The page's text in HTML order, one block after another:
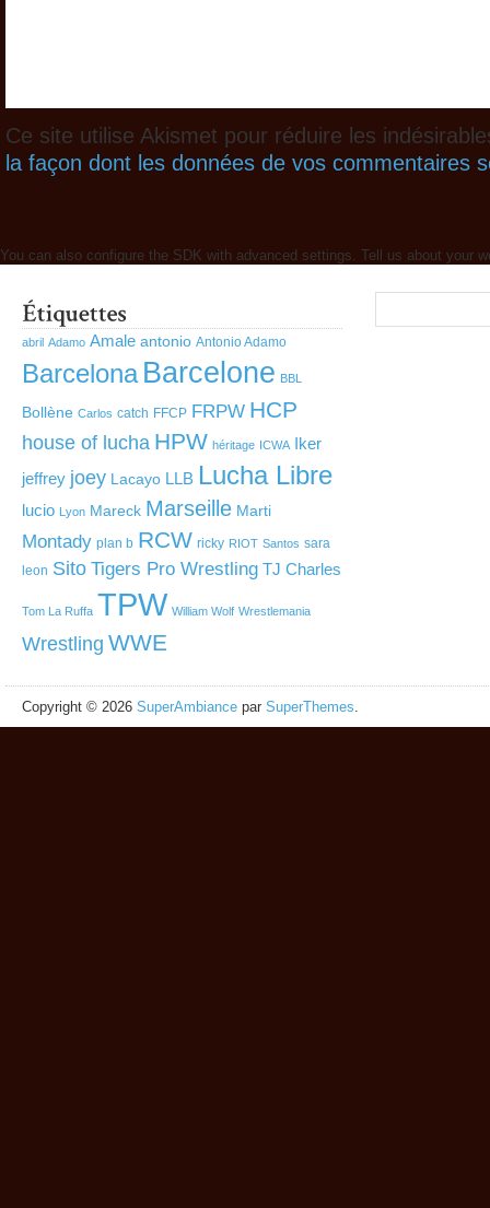
Ce site utilise Akismet pour réduire les
la façon dont les données de vos commentaires
You can also configure the SDK with advanced settings. Tell us about your
abril Adamo Amale antonio Antonio Adamo
Barcelona Barcelone BBL
Bollène Carlos catch FFCP FRPW HCP
house of lucha HPW héritage ICWA Iker
jeffrey joey Lacayo LLB Lucha Libre
lucio Lyon Mareck Marseille Marti
Montady plan b RCW ricky RIOT Santos sara
leon Sito Tigers Pro Wrestling TJ Charles
Tom La Ruffa TPW William Wolf Wrestlemania
Wrestling WWE
Copyright © 2026 SuperAmbiance par SuperThemes